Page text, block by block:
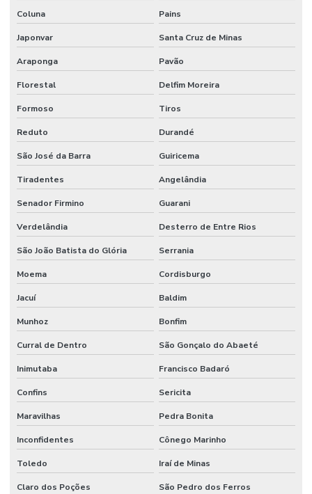
Coluna Pains
Japonvar Santa Cruz de Minas
Araponga Pavão
Florestal Delfim Moreira
Formoso Tiros
Reduto Durandé
São José da Barra Guiricema
Tiradentes Angelândia
Senador Firmino Guarani
Verdelândia Desterro de Entre Rios
São João Batista do Glória Serrania
Moema Cordisburgo
Jacuí Baldim
Munhoz Bonfim
Curral de Dentro São Gonçalo do Abaeté
Inimutaba Francisco Badaró
Confins Sericita
Maravilhas Pedra Bonita
Inconfidentes Cônego Marinho
Toledo Iraí de Minas
Claro dos Poções São Pedro dos Ferros